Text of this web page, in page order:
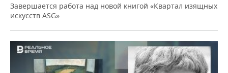
Завершается работа над новой книгой «Квартал изящных
искусств ASG»